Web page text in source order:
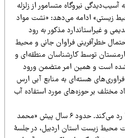
نیروگاه متسامور از زلزله
ادامه می‌دهد: «نشت مواد
غیراستاندارد مذکور به رود
فراوان جانی و محیط
توسط کارشناسان منطقه‌ای و
است و همین امر متضمن ورود
هسته‌ای به منابع آبی ارس
بر حوزه‌های مورد استفاده آب
اظهارات رسمی اما این داده‌ها را رد می‌کند. حدود ۶ سال پیش «محمد
استان اردبیل، در جلسۀ